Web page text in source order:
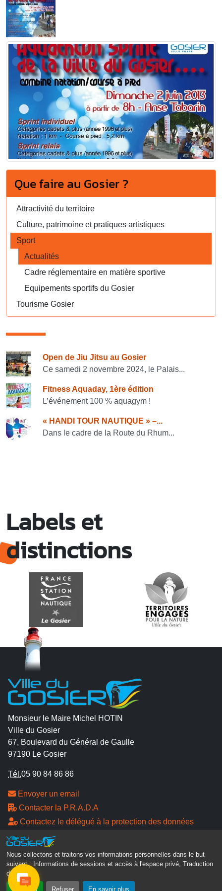
Nous collectons et traitons vos informations personnelles dans le but
suivant :
Informations de sessions et accès à l'espace privé, Traduction
des pages .
Accepter Refuser En savoir plus
Que faire au Gosier ?
Attractivité du territoire
Culture, patrimoine et pratiques artistiques
Sport
Actualités
Cadre réglementaire en matière sportive
Equipements sportifs du Gosier
Tourisme Gosier
Consulter également
Open de Jiu Jitsu au Gosier
Ce samedi 2 novembre 2024, le Palais...
Fitness Aquaday, 1ère édition
L’événement 100 % aquagym !
« HANDI TOUR NAUTIQUE » –...
Dans le cadre de la Route du Rhum...
Labels et
distinctions
Monsieur le Maire Michel HOTIN
Ville du Gosier
67, Boulevard du Général de Gaulle
97190 Le Gosier
Tél.05 90 84 86 86
Envoyer un email
Contacter la P.R.A.D.A
Contactez le délégué à la protection des données
Suivez-nous